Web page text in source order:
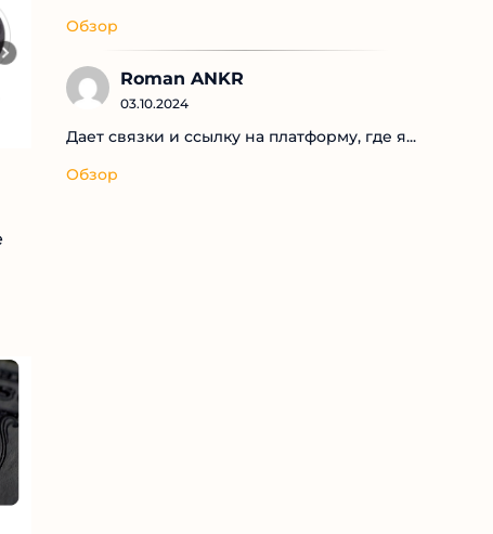
Обзор
Roman ANKR
03.10.2024
Дает связки и ссылку на платформу, где я...
Обзор